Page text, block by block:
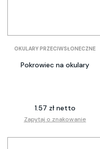
OKULARY PRZECIWSŁONECZNE
Pokrowiec na okulary
1.57 zł netto
Zapytaj o znakowanie